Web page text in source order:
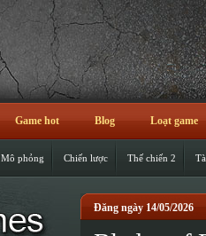
Game hot Blog Loạt game
Mô phỏng Chiến lược Thế chiến 2
Đăng ngày 14/05/2026